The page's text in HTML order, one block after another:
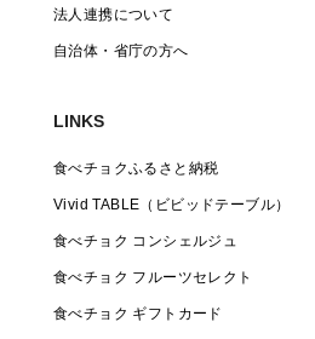
法人連携について
自治体・省庁の方へ
LINKS
食べチョクふるさと納税
Vivid TABLE（ビビッドテーブル）
食べチョク コンシェルジュ
食べチョク フルーツセレクト
食べチョク ギフトカード